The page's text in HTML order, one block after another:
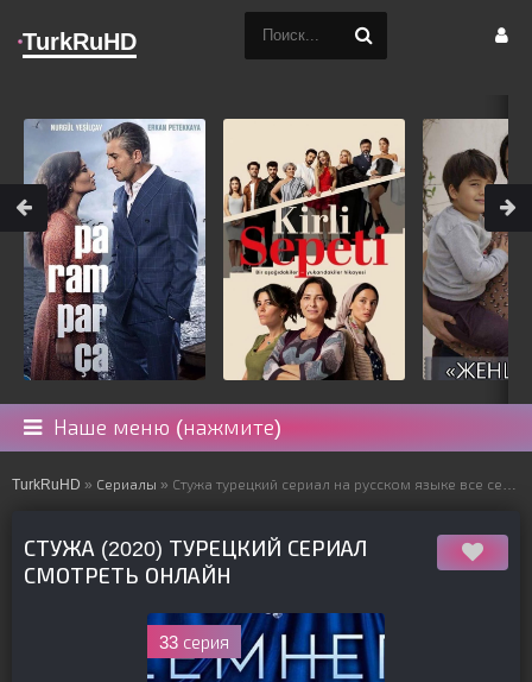
Наше меню (нажмите)
TurkRuHD » Сериалы » Стужа турецкий сериал на русском языке все серии смотреть онлайн бесплатно подряд
СТУЖА (2020) ТУРЕЦКИЙ СЕРИАЛ
СМОТРЕТЬ ОНЛАЙН
33 серия
TurkRuHD